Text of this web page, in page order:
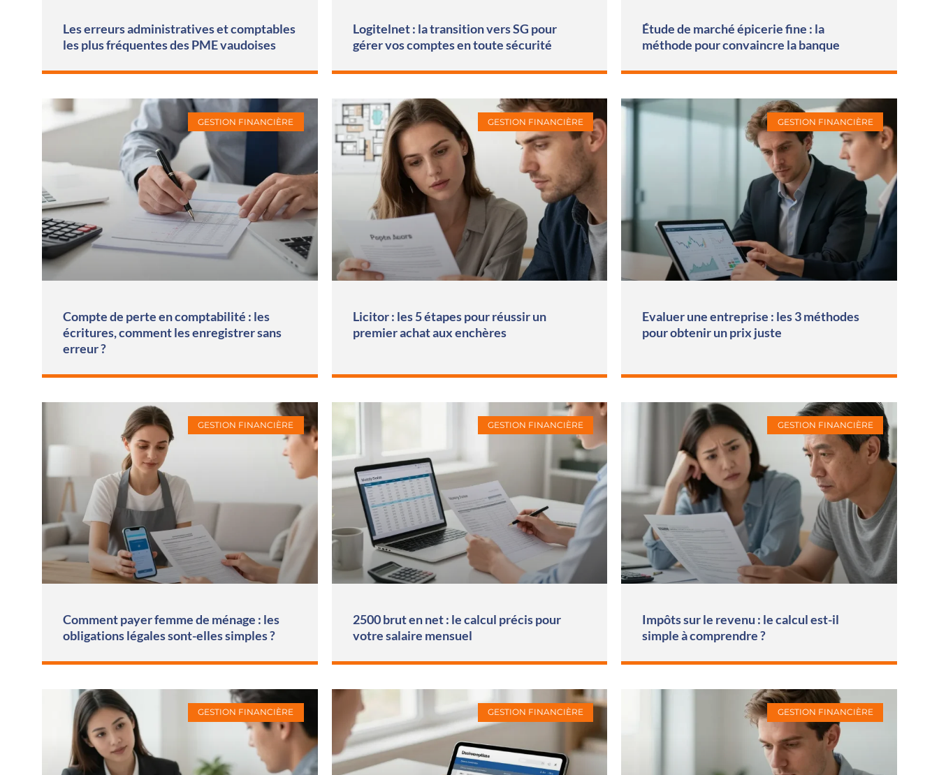
Les erreurs administratives et comptables
les plus fréquentes des PME vaudoises
Logitelnet : la transition vers SG pour
gérer vos comptes en toute sécurité
Étude de marché épicerie fine : la
méthode pour convaincre la banque
GESTION FINANCIÈRE
Compte de perte en comptabilité : les
écritures, comment les enregistrer sans
erreur ?
GESTION FINANCIÈRE
Licitor : les 5 étapes pour réussir un
premier achat aux enchères
GESTION FINANCIÈRE
Evaluer une entreprise : les 3 méthodes
pour obtenir un prix juste
GESTION FINANCIÈRE
Comment payer femme de ménage : les
obligations légales sont-elles simples ?
GESTION FINANCIÈRE
2500 brut en net : le calcul précis pour
votre salaire mensuel
GESTION FINANCIÈRE
Impôts sur le revenu : le calcul est-il
simple à comprendre ?
GESTION FINANCIÈRE GESTION FINANCIÈRE GESTION FINANCIÈRE